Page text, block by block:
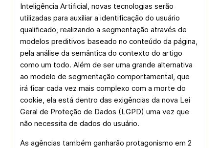
Inteligência Artificial, novas tecnologias serão
utilizadas para auxiliar a identificação do usuário
qualificado, realizando a segmentação através de
modelos preditivos baseado no conteúdo da página,
pela análise da semântica do contexto do artigo
como um todo. Além de ser uma grande alternativa
ao modelo de segmentação comportamental, que
irá ficar cada vez mais complexo com a morte do
cookie, ela está dentro das exigências da nova Lei
Geral de Proteção de Dados (LGPD) uma vez que
não necessita de dados do usuário.
As agências também ganharão protagonismo em 2